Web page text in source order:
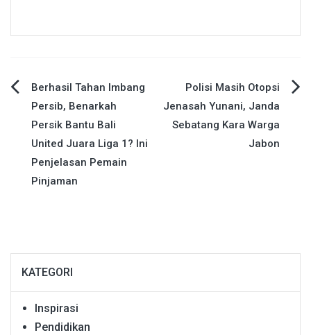
Navigasi
pos
Berhasil Tahan Imbang
Persib, Benarkah
Persik Bantu Bali
United Juara Liga 1? Ini
Penjelasan Pemain
Pinjaman
Polisi Masih Otopsi
Jenasah Yunani, Janda
Sebatang Kara Warga
Jabon
KATEGORI
Inspirasi
Pendidikan